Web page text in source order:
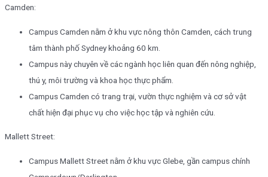
Camden:
Campus Camden nằm ở khu vực nông thôn Camden, cách trung
tâm thành phố Sydney khoảng 60 km.
Campus này chuyên về các ngành học liên quan đến nông nghiệp,
thú y, môi trường và khoa học thực phẩm.
Campus Camden có trang trại, vườn thực nghiệm và cơ sở vật
chất hiện đại phục vụ cho việc học tập và nghiên cứu.
Mallett Street:
Campus Mallett Street nằm ở khu vực Glebe, gần campus chính